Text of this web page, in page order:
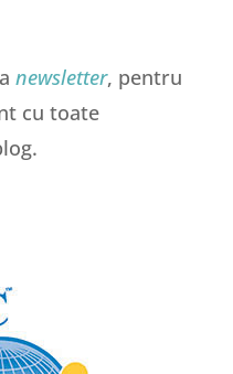
newsletter, pentru
cu toate